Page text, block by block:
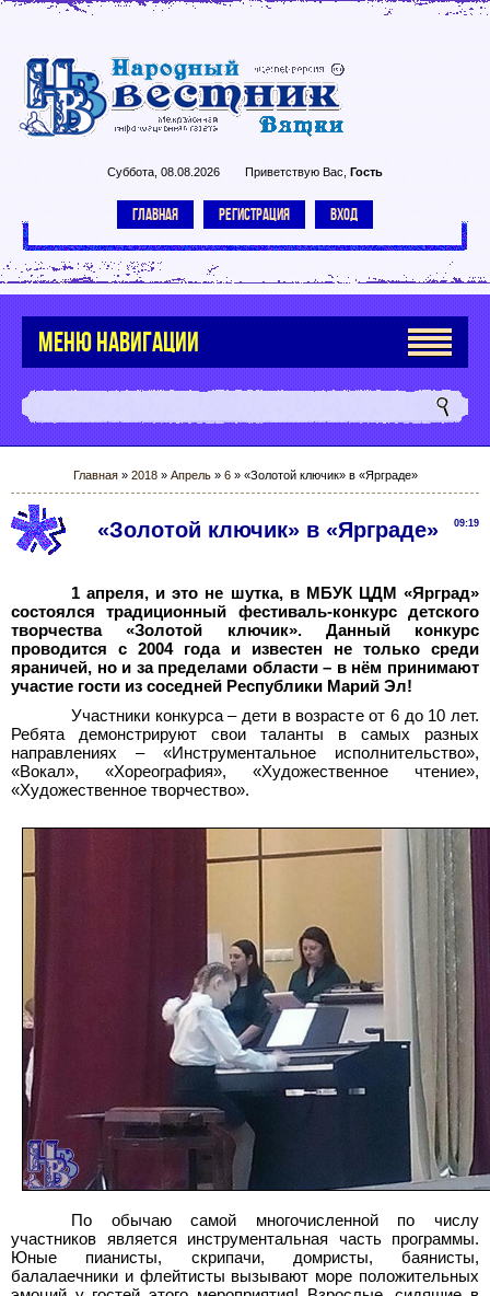
Суббота, 08.08.2026 Приветствую Вас Гость
ГЛАВНАЯ РЕГИСТРАЦИЯ ВХОД
МЕНЮ НАВИГАЦИИ
Главная» 2018 » Апрель » 6» «Золотой ключик» в «Ярграде»
09:19
«Золотой ключик» в «Ярграде»
1 апреля, и это не шутка, в МБУК ЦДМ «Ярград»
состоялся традиционный фестиваль-конкурс детского
творчества «Золотой ключик». Данный конкурс
проводится с 2004 года и известен не только среди
яраничей, но и за пределами области – в нём принимают
участие гости из соседней Республики Марий Эл!
Участники конкурса – дети в возрасте от 6 до 10 лет.
Ребята демонстрируют свои таланты в самых разных
направлениях – «Инструментальное исполнительство»,
«Вокал», «Хореография», «Художественное чтение»,
«Художественное творчество».
По обычаю самой многочисленной по числу
участников является инструментальная часть программы.
Юные пианисты, скрипачи, домристы, баянисты,
балалаечники и флейтисты вызывают море положительных